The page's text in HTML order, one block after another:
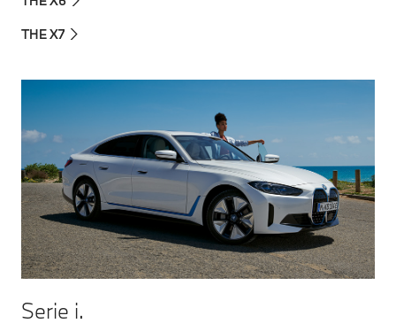
THE X7
Serie i.